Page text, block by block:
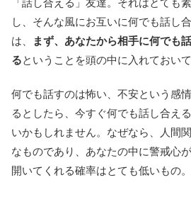
し、そんな風にお互いに何でも話し
は、
まず、あなたから相手に何でも
るということを頭の中に入れておいて
何でも話すのは怖い、不安という感
るとしたら、今すぐ何でも話し合え
いかもしれません。なぜなら、人間
なものであり、あなたの中に警戒心
開いてくれる確率はとても低いもの。